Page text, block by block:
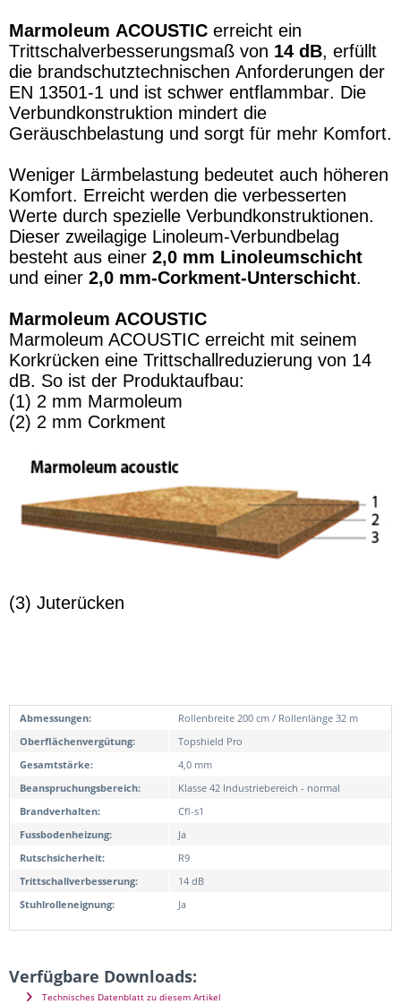
Marmoleum ACOUSTIC erreicht ein
Trittschalverbesserungsmaß von 14 dB, erfüllt
die brandschutztechnischen Anforderungen der
EN 13501-1 und ist schwer entflammbar. Die
Verbundkonstruktion mindert die
Geräuschbelastung und sorgt für mehr Komfort.
Weniger Lärmbelastung bedeutet auch höheren
Komfort. Erreicht werden die verbesserten
Werte durch spezielle Verbundkonstruktionen.
Dieser zweilagige Linoleum-Verbundbelag
besteht aus einer 2,0 mm Linoleumschicht
und einer 2,0 mm-Corkment-Unterschicht.
Marmoleum ACOUSTIC
Marmoleum ACOUSTIC erreicht mit seinem
Korkrücken eine Trittschallreduzierung von 14
dB. So ist der Produktaufbau:
(1) 2 mm Marmoleum
(2) 2 mm Corkment
(3) Juterücken
Abmessungen:
Rollenbreite 200 cm / Rollenlänge 32 m
Oberflächenvergütung:
Topshield Pro
Gesamtstärke:
4,0 mm
Beanspruchungsbereich:
Klasse 42 Industriebereich - normal
Brandverhalten:
Cfl-s1
Fussbodenheizung:
Ja
Rutschsicherheit:
R9
Trittschallverbesserung:
14 dB
Stuhlrolleneignung:
Ja
Verfügbare Downloads:
Technisches Datenblatt zu diesem Artikel